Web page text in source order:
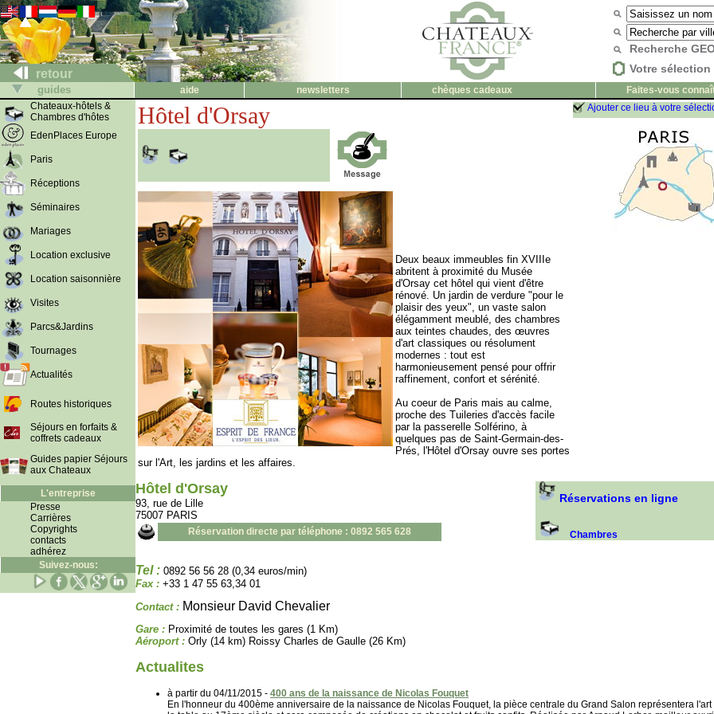
retour
Recherche
Votre sélection
guides aide newsletters chèques cadeaux
Faites-vous
Chateaux-hôtels &
Chambres d'hôtes
EdenPlaces Europe
Paris
Réceptions
Séminaires
Mariages
Location exclusive
Location saisonnière
Visites
Parcs&Jardins
Tournages
Actualités
Routes historiques
Séjours en forfaits &
coffrets cadeaux
Guides papier Séjours
aux Chateaux
L'entreprise
Presse
Carrières
Copyrights
contacts
adhérez
Suivez-nous:
Hôtel d'Orsay
Deux beaux immeubles fin XVIIIe
abritent à proximité du Musée
d'Orsay cet hôtel qui vient d'être
rénové. Un jardin de verdure "pour le
plaisir des yeux", un vaste salon
élégamment meublé, des chambres
aux teintes chaudes, des œuvres
d'art classiques ou résolument
modernes : tout est
harmonieusement pensé pour offrir
raffinement, confort et sérénité.
Au coeur de Paris mais au calme,
proche des Tuileries d'accès facile
par la passerelle Solférino, à
quelques pas de Saint-Germain-des-
Prés, l'Hôtel d'Orsay ouvre ses portes
sur l'Art, les jardins et les affaires.
Ajouter ce lieu à votre
Hôtel d'Orsay
93, rue de Lille
75007 PARIS
Réservation directe par téléphone : 0892 565 628
Tel : 0892 56 56 28 (0,34 euros/min)
Fax : +33 1 47 55 63,34 01
Contact : Monsieur David Chevalier
Gare : Proximité de toutes les gares (1 Km)
Aéroport : Orly (14 km) Roissy Charles de Gaulle (26 Km)
Réservations en ligne
Chambres
Actualites
à partir du 04/11/2015 - 400 ans de la naissance de Nicolas Fouquet
En l'honneur du 400ème anniversaire de la naissance de Nicolas Fouquet, la pièce centrale du Grand Salon représentera l'art